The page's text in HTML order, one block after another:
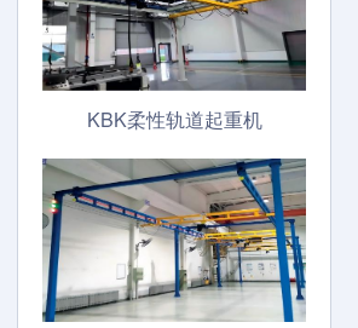
KBK柔性轨道起重机